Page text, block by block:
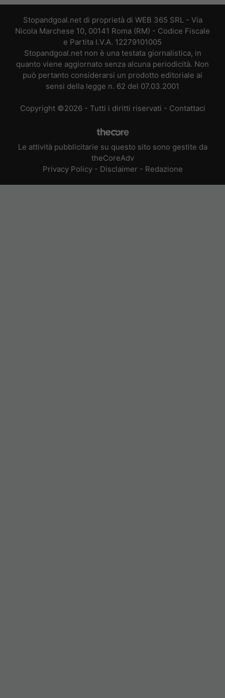
Stopandgoal.net di proprietà di WEB 365 SRL - Via
Nicola Marchese 10, 00141 Roma (RM) - Codice Fiscale
e Partita I.V.A. 12279101005
Stopandgoal.net non è una testata giornalistica, in
quanto viene aggiornato senza alcuna periodicità. Non
può pertanto considerarsi un prodotto editoriale ai
sensi della legge n. 62 del 07.03.2001
Copyright ©2026 - Tutti i diritti riservati - Contattaci
Le attività pubblicitarie su questo sito sono gestite da
theCoreAdv
Privacy Policy- Disclaimer - Redazione